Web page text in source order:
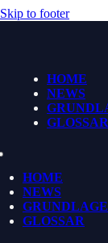
Skip to footer
HOME
NEWS
GLOSSAR
HOME
NEWS
GLOSSAR